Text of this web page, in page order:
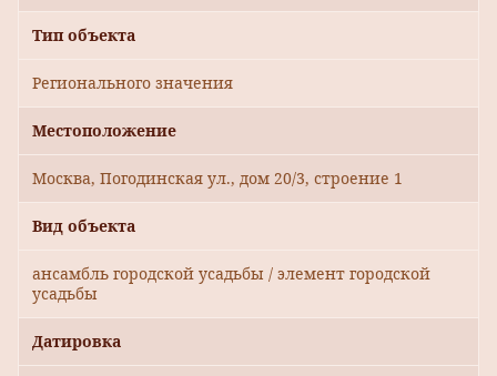
Тип объекта
Регионального значения
Местоположение
Москва, Погодинская ул., дом 20/3, строение 1
Вид объекта
ансамбль городской усадьбы / элемент городской
усадьбы
Датировка